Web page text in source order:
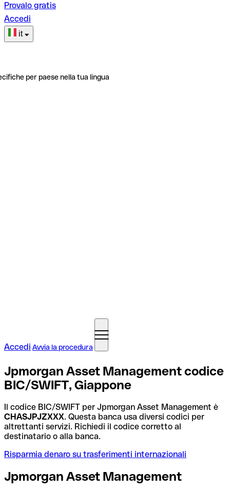
Provalo gratis
Accedi
it
per paese nella tua lingua
Accedi Avvia la procedura
Jpmorgan Asset Management codice
BIC/SWIFT, Giappone
Il codice BIC/SWIFT per Jpmorgan Asset Management è
CHASJPJZXXX. Questa banca usa diversi codici per
altrettanti servizi. Richiedi il codice corretto al
destinatario o alla banca.
Risparmia denaro su trasferimenti internazionali
Jpmorgan Asset Management